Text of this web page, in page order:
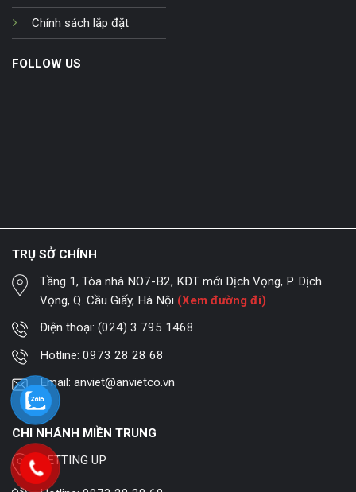
Chính sách lắp đặt
FOLLOW US
TRỤ SỞ CHÍNH
Tầng 1, Tòa nhà NO7-B2, KĐT mới Dịch Vọng, P. Dịch
Vọng, Q. Cầu Giấy, Hà Nội (Xem đường đi)
Điện thoại:(024) 3 795 1468
Hotline:0973 28 28 68
Email:anviet@anvietco.vn
CHI NHÁNH MIỀN TRUNG
SETTING UP